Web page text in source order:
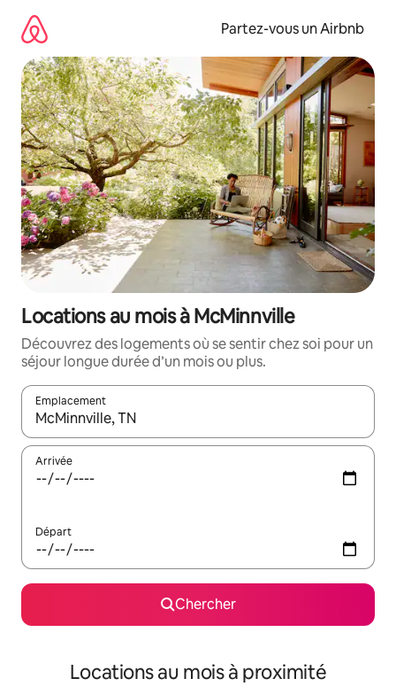
directement
contenu
Partez-vous un Airbnb
Locations au mois à McMinnville
Découvrez des logements où se sentir chez soi pour un
séjour longue durée d’un mois ou plus.
Emplacement
Quand les résultats sont affichés, parcourez-les en utilisant
Arrivée
Départ
Chercher
Locations au mois à proximité